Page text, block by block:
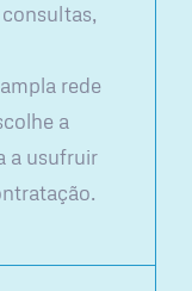
rede
a
a usufruir